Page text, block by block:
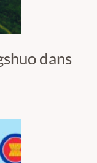
dans